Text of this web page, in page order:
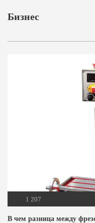
Бизнес
1 207
В чем разница между